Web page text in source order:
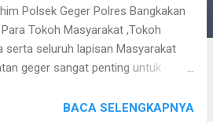
Polsek Geger Polres Bangkakan
Tokoh Masyarakat ,Tokoh
serta seluruh lapisan Masyarakat
geger sangat penting untuk
Agung melaksanakan kegiatan
BACA SELENGKAPNYA